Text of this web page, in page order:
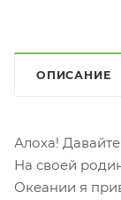
ОПИСАНИЕ
Алоха!
На своей
Океании я